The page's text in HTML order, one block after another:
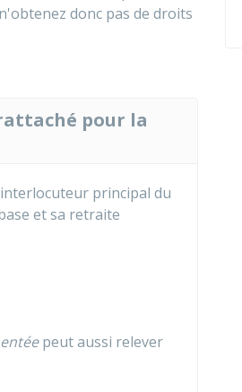
donc pas de droits
pour la
principal du
et sa retraite
peut aussi relever